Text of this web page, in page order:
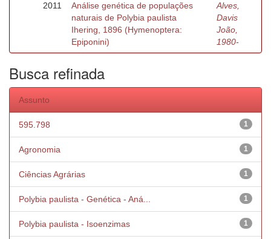
2011
Análise genética de populações
naturais de Polybia paulista
Ihering, 1896 (Hymenoptera:
Epiponini)
Alves,
Davis
João,
1980-
Busca refinada
Assunto
1
595.798
1
Agronomia
1
Ciências Agrárias
1
Polybia paulista - Genética - Aná...
1
Polybia paulista - Isoenzimas